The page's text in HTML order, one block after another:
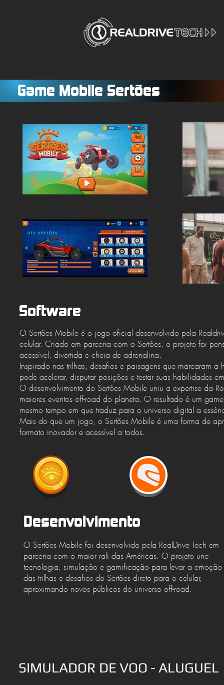
Game Mobile Sertões
Software
O Sertões Mobile é o jogo oficial desenvolvido pela
celular. Criado em parceria com o Sertões, o projeto foi
acessível, divertida e cheia de adrenalina.
Inspirado nas trilhas, desafios e paisagens que marcaram
pode acelerar, disputar posições e testar suas habilidades
O desenvolvimento do Sertões Mobile uniu a expertise da
maiores eventos off-road do planeta. O resultado é um
mesmo tempo em que traduz para o universo digital a
Mais do que um jogo, o Sertões Mobile é uma forma de
formato inovador e acessível a todos.
Desenvolvimento
O Sertões Mobile foi desenvolvido pela RealDrive Tech em
parceria com o maior rali das Américas. O projeto une
tecnologia, simulação e gamificação para levar a emoção
das trilhas e desafios do Sertões direto para o celular,
aproximando novos públicos do universo off-road.
SIMULADOR DE VOO - ALUGUEL